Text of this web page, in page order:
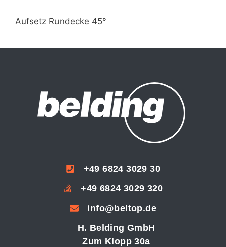
Aufsetz Rundecke 45°
+49 6824 3029 30
+49 6824 3029 320
info@beltop.de
H. Belding GmbH
Zum Klopp 30a